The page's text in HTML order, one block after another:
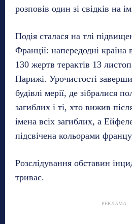
розповів один зі свідків на
Подія сталася на тлі
Франції: напередодні країна
130 жертв терактів 13
Парижі. Урочистості
будівлі мерії, де зібралися
загиблих і ті, хто вижив
імена всіх загиблих, а
підсвічена кольорами
Розслідування обставин
триває.
РЕКЛАМА